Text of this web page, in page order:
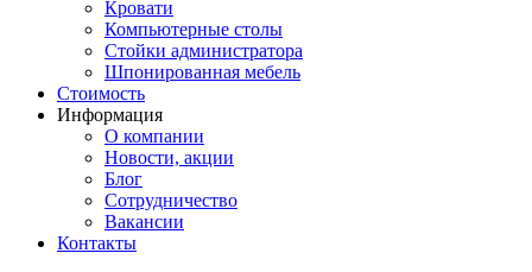
Кровати
Компьютерные столы
Стойки администратора
Шпонированная мебель
Стоимость
Информация
О компании
Новости, акции
Блог
Сотрудничество
Вакансии
Контакты